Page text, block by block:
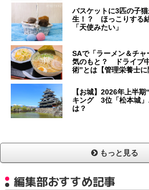
バスケットに3匹の子
生！？ ほっこりする
「天使みたい」
SAで「ラーメン＆チ
気のもと？ ドライブ
術”とは【管理栄養士に
【お城】2026年上半
キング 3位「松本城
は？
もっと見る
編集部おすすめ記事